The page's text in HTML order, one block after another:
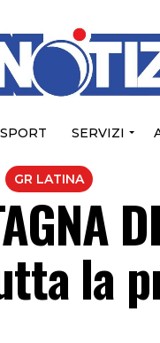
SPORT SERVIZI
GR LATINA
la